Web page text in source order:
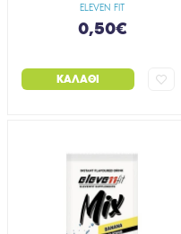
ELEVEN FIT
0,50€
ΚΑΛΆΘΙ